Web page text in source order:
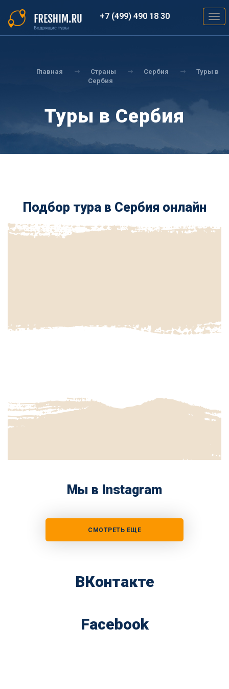
основному
содержанию
+7 (499) 490 18 30
Главная Страны Сербия
Туры в
Сербия
Туры в Сербия
Подбор тура в Сербия онлайн
Мы в Instagram
СМОТРЕТЬ ЕЩЕ
ВКонтакте
Facebook